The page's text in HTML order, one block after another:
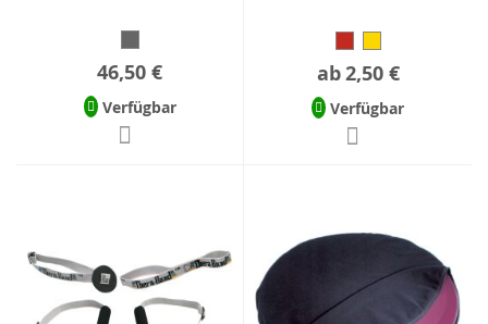
46,50 €
Verfügbar
ab2,50 €
Verfügbar